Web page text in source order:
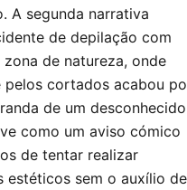
A segunda narrativa
de depilação com
zona de natureza, onde
pelos cortados acabou
de um
como um aviso cómico
de tentar realizar
estéticos sem o auxílio de